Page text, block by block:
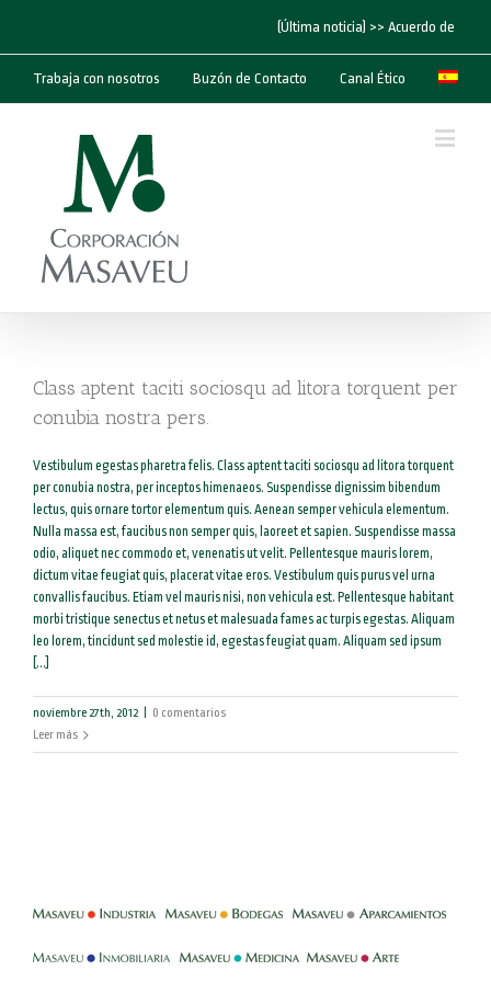
(Última noticia) >> Acuerdo de
Trabaja con nosotros Buzón de Contacto Canal Ético
Class aptent taciti sociosqu ad litora torquent per
conubia nostra pers.
Vestibulum egestas pharetra felis. Class aptent taciti sociosqu ad litora torquent
per conubia nostra, per inceptos himenaeos. Suspendisse dignissim bibendum
lectus, quis ornare tortor elementum quis. Aenean semper vehicula elementum.
Nulla massa est, faucibus non semper quis, laoreet et sapien. Suspendisse massa
odio, aliquet nec commodo et, venenatis ut velit. Pellentesque mauris lorem,
dictum vitae feugiat quis, placerat vitae eros. Vestibulum quis purus vel urna
convallis faucibus. Etiam vel mauris nisi, non vehicula est. Pellentesque habitant
morbi tristique senectus et netus et malesuada fames ac turpis egestas. Aliquam
leo lorem, tincidunt sed molestie id, egestas feugiat quam. Aliquam sed ipsum
[...]
noviembre 27th, 2012
0 comentarios
Leer más